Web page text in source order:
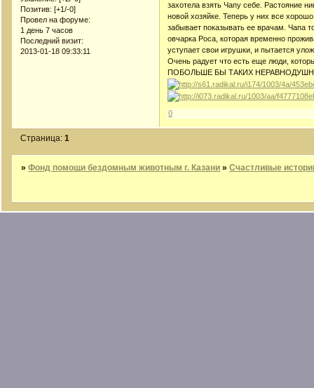
Позитив: [+1/-0]
Провел на форуме:
1 день 7 часов
Последний визит:
2013-01-18 09:33:11
захотела взять Чапу себе. Растояние
новой хозяйке. Теперь у них все
забывает показывать ее врачам. Чапа
овчарка Роса, которая временно
уступает свои игрушки, и пытается
Очень радует что есть еще люди,
ПОБОЛЬШЕ БЫ ТАКИХ
0
Страница:1
»Фонд помощи бездомным животным г. Казани »Счастливые